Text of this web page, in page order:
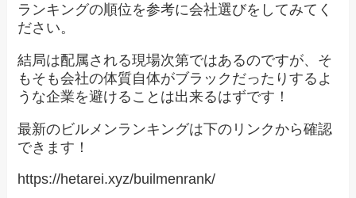
ランキングの順位を参考に会社選びをしてみてく
ださい。
結局は配属される現場次第ではあるのですが、そ
もそも会社の体質自体がブラックだったりするよ
うな企業を避けることは出来るはずです！
最新のビルメンランキングは下のリンクから確認
できます！
https://hetarei.xyz/builmenrank/